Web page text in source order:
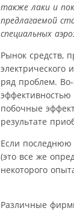
также лаки и
предлагаемой
специальных
Рынок средств,
ряд проблем.
побочные
результате
Если последнюю
(это все же
некоторого
Различные